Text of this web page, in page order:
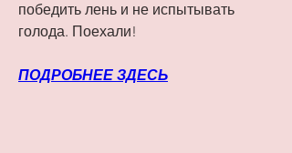
победить лень и не испытывать
голода. Поехали!
ПОДРОБНЕЕ ЗДЕСЬ